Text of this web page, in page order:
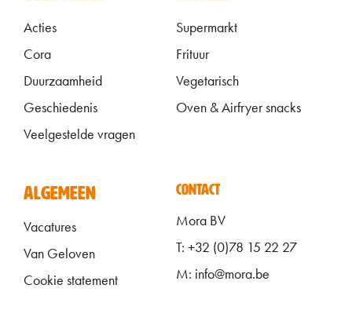
Acties
Cora
Duurzaamheid
Geschiedenis
Veelgestelde vragen
Supermarkt
Frituur
Vegetarisch
Oven & Airfryer snacks
ALGEMEEN FOOTER
ALGEMEEN
Vacatures
Van Geloven
Cookie statement
CONTACT
Mora BV
T: +32 (0)78 15 22 27
M: info@mora.be